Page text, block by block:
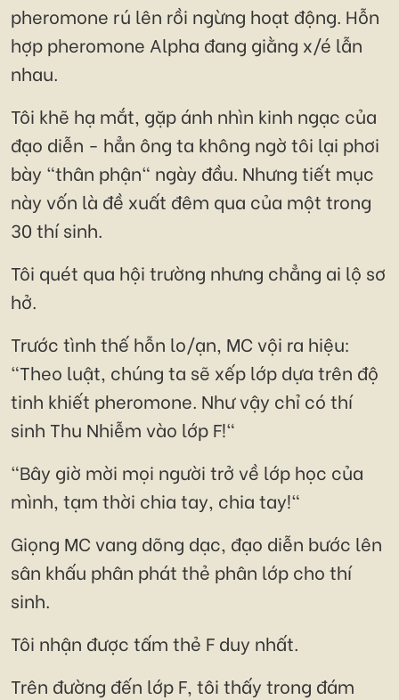
pheromone rú lên rồi ngừng hoạt động. Hỗn
hợp pheromone Alpha đang giằng x/é lẫn
nhau.
Tôi khẽ hạ mắt, gặp ánh nhìn kinh ngạc của
đạo diễn - hẳn ông ta không ngờ tôi lại phơi
bày "thân phận" ngày đầu. Nhưng tiết mục
này vốn là đề xuất đêm qua của một trong
30 thí sinh.
Tôi quét qua hội trường nhưng chẳng ai lộ sơ
hở.
Trước tình thế hỗn lo/ạn, MC vội ra hiệu:
"Theo luật, chúng ta sẽ xếp lớp dựa trên độ
tinh khiết pheromone. Như vậy chỉ có thí
sinh Thu Nhiễm vào lớp F!"
"Bây giờ mời mọi người trở về lớp học của
mình, tạm thời chia tay, chia tay!"
Giọng MC vang dõng dạc, đạo diễn bước lên
sân khấu phân phát thẻ phân lớp cho thí
sinh.
Tôi nhận được tấm thẻ F duy nhất.
Trên đường đến lớp F, tôi thấy trong đám